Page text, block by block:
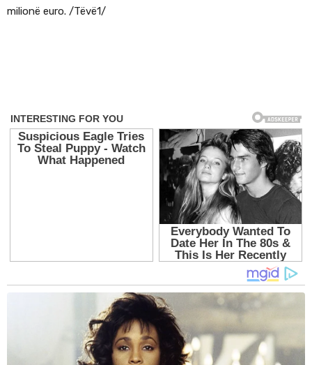
milionë euro. /Tëvë1/